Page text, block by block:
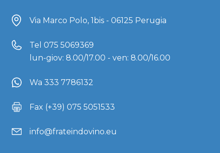
Via Marco Polo, 1bis - 06125 Perugia
Tel 075 5069369
lun-giov: 8.00/17.00 - ven: 8.00/16.00
Wa 333 7786132
Fax (+39) 075 5051533
info@frateindovino.eu